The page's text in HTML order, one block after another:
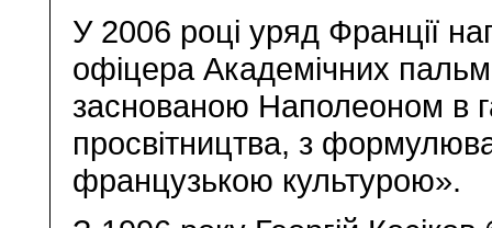
У 2006 році уряд Франції
офіцера Академічних
заснованою Наполеоном в
просвітництва, з
французькою культурою».